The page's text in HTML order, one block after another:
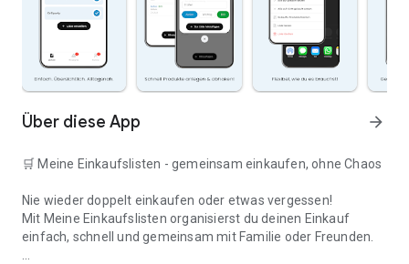
Über diese App arrow_forward
🛒 Meine Einkaufslisten - gemeinsam einkaufen, ohne Chaos
Nie wieder doppelt einkaufen oder etwas vergessen!
Mit Meine Einkaufslisten organisierst du deinen Einkauf
einfach, schnell und gemeinsam mit Familie oder Freunden.